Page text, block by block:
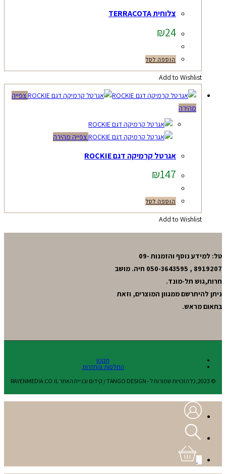
צלוחית TERRACOTA
₪24
הוספה לסל
Add to Wishlist
צפייה
מהירה
צפייה מהירה
אגרטל קרמיקה דגם ROCKIE
₪147
הוספה לסל
Add to Wishlist
טל: למידע נוסף והזמנות 09-
8919207 , 050-3643595 חיה. מושב
חרות,גוש תל-מונד.
ניתן להיתרשם ממגוון המוצרים, וזאת
בתאום מראש.
תקנון
החלפות והחזרות
© 2023,כל הזכויות שמורות ל - TANGO DESIGN / קידום ובניית האתר RAVENMEDIA.CO.IL